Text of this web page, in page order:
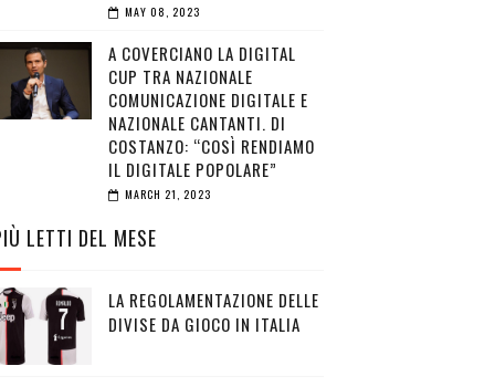
MAY 08, 2023
A COVERCIANO LA DIGITAL
CUP TRA NAZIONALE
COMUNICAZIONE DIGITALE E
NAZIONALE CANTANTI. DI
COSTANZO: “COSÌ RENDIAMO
IL DIGITALE POPOLARE”
MARCH 21, 2023
LETTI DEL MESE
LA REGOLAMENTAZIONE DELLE
DIVISE DA GIOCO IN ITALIA